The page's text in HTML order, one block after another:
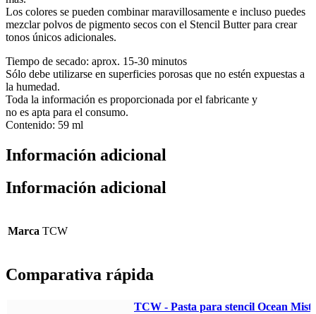
Los colores se pueden combinar maravillosamente e incluso puedes
mezclar polvos de pigmento secos con el Stencil Butter para crear
tonos únicos adicionales.
Tiempo de secado: aprox. 15-30 minutos
Sólo debe utilizarse en superficies porosas que no estén expuestas a
la humedad.
Toda la información es proporcionada por el fabricante y
no es apta para el consumo.
Contenido: 59 ml
Información adicional
Información adicional
Marca TCW
Comparativa rápida
TCW - Pasta para stencil Ocean Mist